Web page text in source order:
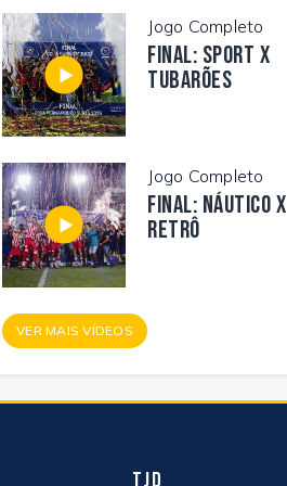
Jogo Completo
FINAL: SPORT X
TUBARÕES
Jogo Completo
FINAL: NÁUTICO X
RETRÔ
VER MAIS VÍDEOS
TJD